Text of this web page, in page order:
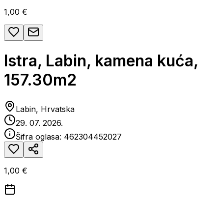
1,00 €
Istra, Labin, kamena kuća,
157.30m2
Labin, Hrvatska
29. 07. 2026.
Šifra oglasa: 462304452027
1,00 €